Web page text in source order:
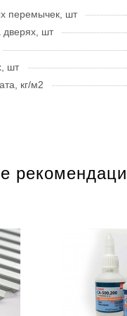
перемычек, шт
дверях, шт
шт
кг/м2